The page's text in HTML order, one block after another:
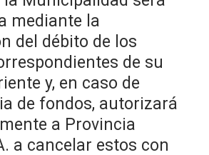
mediante la
del débito de los
de su
y, en caso de
de fondos, autorizará
a Provincia
a cancelar estos con